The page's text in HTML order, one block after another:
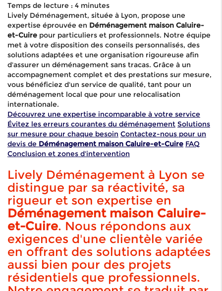
Temps de lecture : 4 minutes
Lively Déménagement, située à Lyon, propose une
expertise éprouvée en Déménagement maison Caluire-
et-Cuire pour particuliers et professionnels. Notre équipe
met à votre disposition des conseils personnalisés, des
solutions adaptées et une organisation rigoureuse afin
d'assurer un déménagement sans tracas. Grâce à un
accompagnement complet et des prestations sur mesure,
vous bénéficiez d'un service de qualité, tant pour un
déménagement local que pour une relocalisation
internationale.
Découvrez une expertise incomparable à votre service
Évitez les erreurs courantes du déménagement Solutions
sur mesure pour chaque besoin Contactez-nous pour un
devis de Déménagement maison Caluire-et-Cuire FAQ
Conclusion et zones d'intervention
Lively Déménagement à Lyon se
distingue par sa réactivité, sa
rigueur et son expertise en
Déménagement maison Caluire-
et-Cuire. Nous répondons aux
exigences d'une clientèle variée
en offrant des solutions adaptées
aussi bien pour des projets
résidentiels que professionnels.